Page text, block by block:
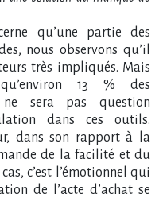
qu’une partie des
nous observons qu’il
très impliqués. Mais
13 % des
ne sera pas question
dans ces outils.
dans son rapport à la
de la facilité et du
c’est l’émotionnel qui
de l’acte d’achat se